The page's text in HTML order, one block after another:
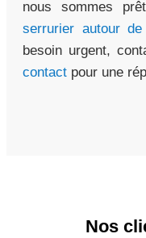
nous sommes
serrurier autour
besoin urgent,
contact pour une
Nos